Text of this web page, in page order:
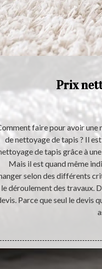
Prix
faire pour avoir une
de nettoyage de tapis ? Il
de tapis grâce à
Mais il est quand même
selon des différents
le déroulement des travaux.
Parce que seul le devis